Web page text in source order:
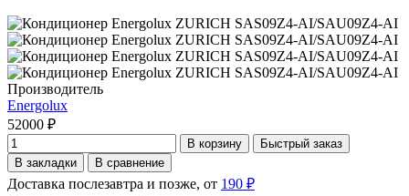
Производитель
Energolux
52000 ₽
В корзину
Быстрый заказ
В закладки
В сравнение
Доставка послезавтра и позже, от 190 ₽